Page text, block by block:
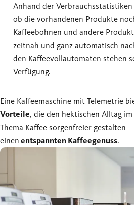
Anhand der
ob die vorhandenen Produkte
Kaffeebohnen und andere
zeitnah und ganz automatisch
den Kaffeevollautomaten stehen
Verfügung.
Eine Kaffeemaschine mit Telemetrie
Vorteile, die den hektischen Alltag
Thema Kaffee sorgenfreier gestalten
einen entspannten Kaffeegenuss.